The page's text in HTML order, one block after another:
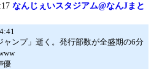
なんじぇいスタジアム@なんJまと
ャンプ」逝く。発行部数が全盛期の6分
優